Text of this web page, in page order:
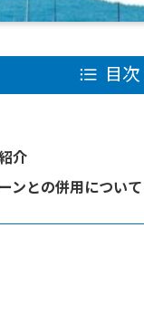
目次
介
ンとの併用について